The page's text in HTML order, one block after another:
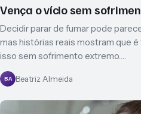
Vença o vício sem
Decidir parar de fumar pode
mas histórias reais mostram que
isso sem sofrimento extremo.…
BA Beatriz Almeida